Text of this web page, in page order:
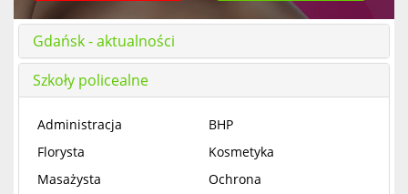
Gdańsk - aktualności
Szkoły policealne
Administracja
BHP
Florysta
Kosmetyka
Masażysta
Ochrona